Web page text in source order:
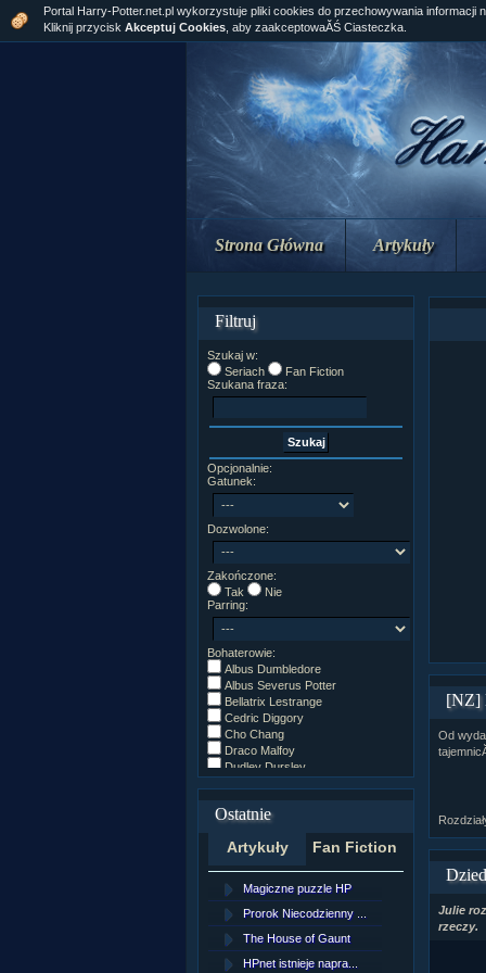
Strona Główna Artykuły
Filtruj
Szukaj w:
Seriach
Fan Fiction
Szukana fraza:
Opcjonalnie:
Gatunek:
Dozwolone:
Zakończone:
Tak
Nie
Parring:
Bohaterowie:
Albus Dumbledore
Albus Severus Potter
Bellatrix Lestrange
Cedric Diggory
Cho Chang
Draco Malfoy
Dudley Dursley
Godryk Gryffindor
Helga Hufflepuff
Inne
James Potter
James Syriusz Potter
Lily Evans
Lily Luna Potter
Ostatnie
Artykuły Fan Fiction
Magiczne puzzle HP
Prorok Niecodzienny ...
The House of Gaunt
HPnet istnieje napra...
Portal Harry-Potter.net.pl wykorzystuje pliki cookies do przechowywania informacji
Kliknij przycisk Akceptuj Cookies , aby zaakceptowaĂŚ Ciasteczka.
[NZ]
Od
Julie
rzeczy.